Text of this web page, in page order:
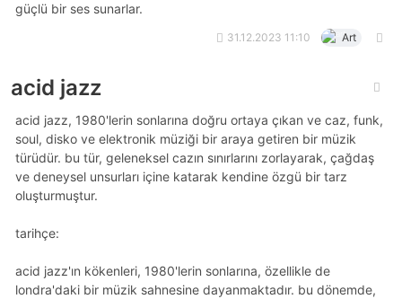
güçlü bir ses sunarlar.
31.12.2023 11:10 Art
acid jazz
acid jazz, 1980'lerin sonlarına doğru ortaya çıkan ve caz, funk,
soul, disko ve elektronik müziği bir araya getiren bir müzik
türüdür. bu tür, geleneksel cazın sınırlarını zorlayarak, çağdaş
ve deneysel unsurları içine katarak kendine özgü bir tarz
oluşturmuştur.
tarihçe:
acid jazz'ın kökenleri, 1980'lerin sonlarına, özellikle de
londra'daki bir müzik sahnesine dayanmaktadır. bu dönemde,